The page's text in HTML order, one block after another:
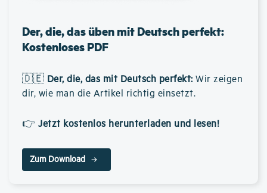
Der, die, das üben mit Deutsch perfekt:
Kostenloses PDF
🇩🇪 Der, die, das mit Deutsch perfekt: Wir zeigen
dir, wie man die Artikel richtig einsetzt.
👉 Jetzt kostenlos herunterladen und lesen!
Zum Download